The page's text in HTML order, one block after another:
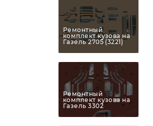
Ремонтный
комплект кузова на
Газель 2705 (3221)
Ремонтный
комплект кузова на
Газель 3302